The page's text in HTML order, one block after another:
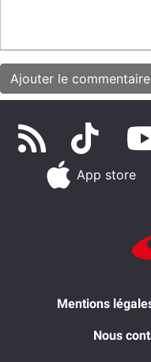
App store
Mentions
Nous